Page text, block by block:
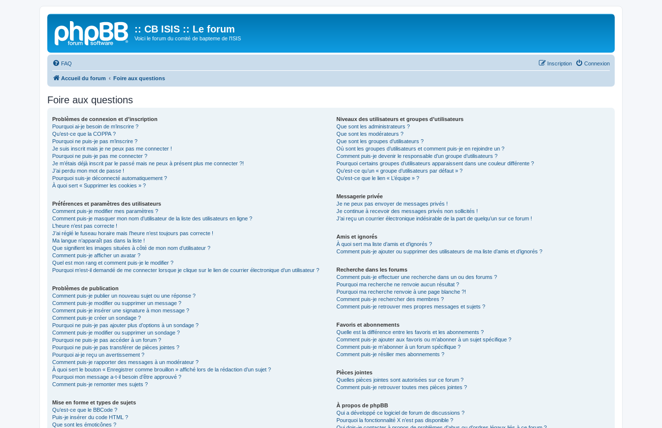
:: CB ISIS :: Le forum
Voici le forum du comité de bapteme de l'ISIS
FAQ Connexion
Inscription
Accueil du forum Foire aux questions
Foire aux questions
Problèmes de connexion et d’inscription
Pourquoi ai-je besoin de m’inscrire ?
Qu’est-ce que la COPPA ?
Pourquoi ne puis-je pas m’inscrire ?
Je suis inscrit mais je ne peux pas me connecter !
Pourquoi ne puis-je pas me connecter ?
Je m’étais déjà inscrit par le passé mais ne peux à présent plus me connecter ?!
J’ai perdu mon mot de passe !
Pourquoi suis-je déconnecté automatiquement ?
À quoi sert « Supprimer les cookies » ?
Préférences et paramètres des utilisateurs
Comment puis-je modifier mes paramètres ?
Comment puis-je masquer mon nom d’utilisateur de la liste des utilisateurs en ligne ?
L’heure n’est pas correcte !
J’ai réglé le fuseau horaire mais l’heure n’est toujours pas correcte !
Ma langue n’apparaît pas dans la liste !
Que signifient les images situées à côté de mon nom d’utilisateur ?
Comment puis-je afficher un avatar ?
Quel est mon rang et comment puis-je le modifier ?
Pourquoi m’est-il demandé de me connecter lorsque je clique sur le lien de courrier électronique d’un utilisateur ?
Problèmes de publication
Comment puis-je publier un nouveau sujet ou une réponse ?
Comment puis-je modifier ou supprimer un message ?
Comment puis-je insérer une signature à mon message ?
Comment puis-je créer un sondage ?
Pourquoi ne puis-je pas ajouter plus d’options à un sondage ?
Comment puis-je modifier ou supprimer un sondage ?
Pourquoi ne puis-je pas accéder à un forum ?
Pourquoi ne puis-je pas transférer de pièces jointes ?
Pourquoi ai-je reçu un avertissement ?
Comment puis-je rapporter des messages à un modérateur ?
À quoi sert le bouton « Enregistrer comme brouillon » affiché lors de la rédaction d’un sujet ?
Pourquoi mon message a-t-il besoin d’être approuvé ?
Comment puis-je remonter mes sujets ?
Mise en forme et types de sujets
Qu’est-ce que le BBCode ?
Puis-je insérer du code HTML ?
Que sont les émoticônes ?
Niveaux des utilisateurs et groupes d’utilisateurs
Que sont les administrateurs ?
Que sont les modérateurs ?
Que sont les groupes d’utilisateurs ?
Où sont les groupes d’utilisateurs et comment puis-je en rejoindre un ?
Comment puis-je devenir le responsable d’un groupe d’utilisateurs ?
Pourquoi certains groupes d’utilisateurs apparaissent dans une couleur différente ?
Qu’est-ce qu’un « groupe d’utilisateurs par défaut » ?
Qu’est-ce que le lien « L’équipe » ?
Messagerie privée
Je ne peux pas envoyer de messages privés !
Je continue à recevoir des messages privés non sollicités !
J’ai reçu un courrier électronique indésirable de la part de quelqu’un sur ce forum !
Amis et ignorés
À quoi sert ma liste d’amis et d’ignorés ?
Comment puis-je ajouter ou supprimer des utilisateurs de ma liste d’amis et d’ignorés ?
Recherche dans les forums
Comment puis-je effectuer une recherche dans un ou des forums ?
Pourquoi ma recherche ne renvoie aucun résultat ?
Pourquoi ma recherche renvoie à une page blanche ?!
Comment puis-je rechercher des membres ?
Comment puis-je retrouver mes propres messages et sujets ?
Favoris et abonnements
Quelle est la différence entre les favoris et les abonnements ?
Comment puis-je ajouter aux favoris ou m’abonner à un sujet spécifique ?
Comment puis-je m’abonner à un forum spécifique ?
Comment puis-je résilier mes abonnements ?
Pièces jointes
Quelles pièces jointes sont autorisées sur ce forum ?
Comment puis-je retrouver toutes mes pièces jointes ?
À propos de phpBB
Qui a développé ce logiciel de forum de discussions ?
Pourquoi la fonctionnalité X n’est pas disponible ?